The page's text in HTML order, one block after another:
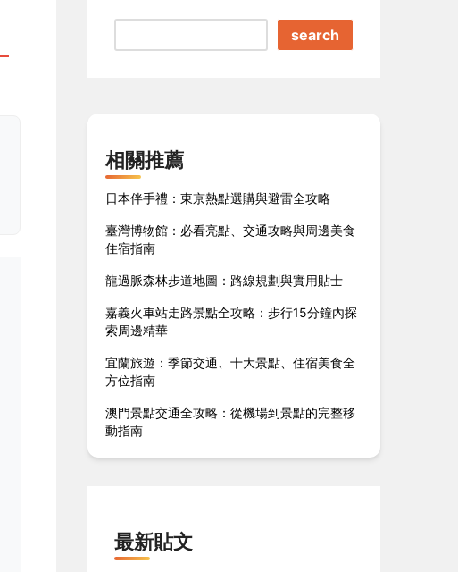
search
相關推薦
日本伴手禮：東京熱點選購與避雷全攻略
臺灣博物館：必看亮點、交通攻略與周邊美食
住宿指南
龍過脈森林步道地圖：路線規劃與實用貼士
嘉義火車站走路景點全攻略：步行15分鐘內探
索周邊精華
宜蘭旅遊：季節交通、十大景點、住宿美食全
方位指南
澳門景點交通全攻略：從機場到景點的完整移
動指南
最新貼文